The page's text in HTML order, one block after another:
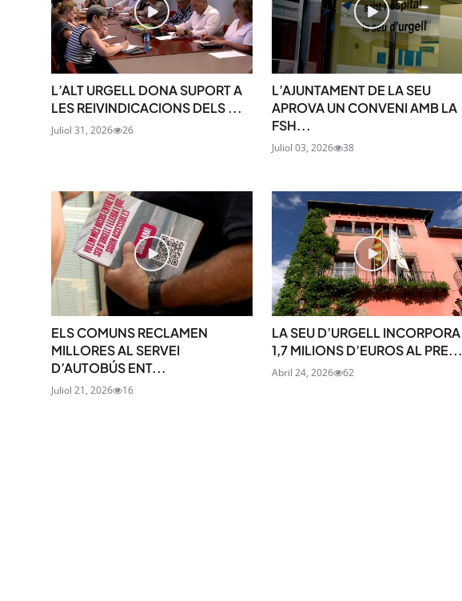
L’ALT URGELL DONA SUPORT A
LES REIVINDICACIONS DELS ...
Juliol 31, 2026 26
L’AJUNTAMENT DE LA SEU
APROVA UN CONVENI AMB LA
FSH...
Juliol 03, 2026 38
ELS COMUNS RECLAMEN
MILLORES AL SERVEI
D’AUTOBÚS ENT...
Juliol 21, 2026 16
LA SEU D’URGELL INCORPORA
1,7 MILIONS D’EUROS AL PRE...
Abril 24, 2026 62